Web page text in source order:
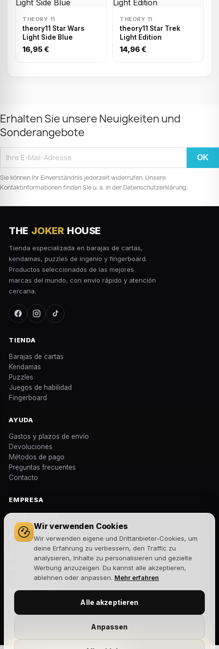
Wir verwenden Cookies
Wir verwenden eigene und Drittanbieter-Cookies, um
deine Erfahrung zu verbessern, den Traffic zu
analysieren, Inhalte zu personalisieren und gezielte
Werbung anzuzeigen. Du kannst alle akzeptieren,
ablehnen oder anpassen. Mehr erfahren
Anpassen
Alle akzeptieren
THEORY 11
theory11 Star Wars
Light Side Blue
16,95 €
THEORY 11
theory11 Star Trek
Light Edition
14,96 €
Erhalten Sie unsere Neuigkeiten und
Sonderangebote
Sie können Ihr Einverständnis jederzeit widerrufen. Unsere
Kontaktinformationen finden Sie u. a. in der Datenschutzerklärung.
THE JOKER HOUSE
Tienda especializada en barajas de cartas,
kendamas, puzzles de ingenio y fingerboard.
Productos seleccionados de las mejores
marcas del mundo, con envío rápido y atención
cercana.
TIENDA
Barajas de cartas
Kendamas
Puzzles
Juegos de habilidad
Fingerboard
AYUDA
Gastos y plazos de envío
Devoluciones
Métodos de pago
Preguntas frecuentes
Contacto
EMPRESA
Sobre nosotros
Aviso legal
Política de privacidad
Términos y condiciones
Política de cookies
NEWSLETTER
Novedades, lanzamientos y ofertas exclusivas. Sin spam.